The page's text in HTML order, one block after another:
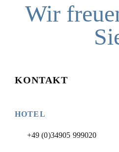
Wir
KONTAKT
HOTEL
+49 (0)34905 999020